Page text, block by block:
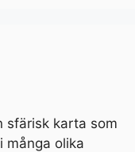
sfärisk karta som
många olika